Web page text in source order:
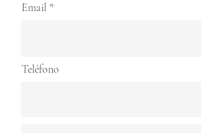
Email
Teléfono